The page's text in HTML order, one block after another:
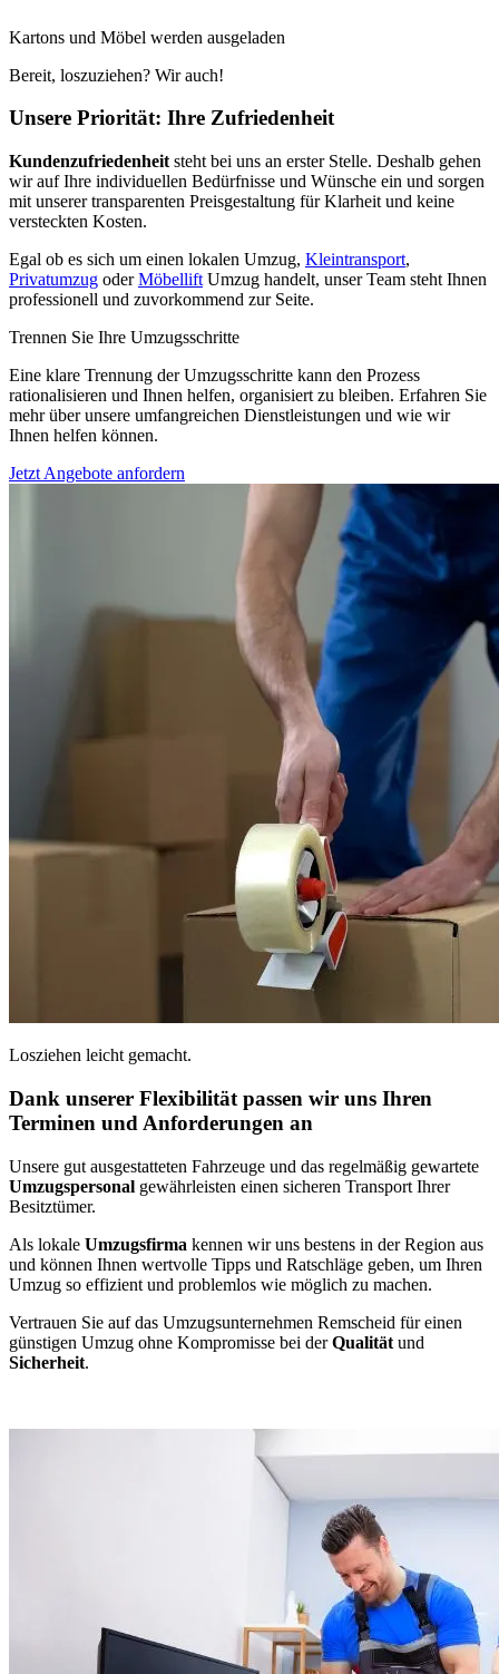
Kartons und Möbel werden ausgeladen
Bereit, loszuziehen? Wir auch!
Unsere Priorität: Ihre Zufriedenheit
Kundenzufriedenheit steht bei uns an erster Stelle. Deshalb gehen
wir auf Ihre individuellen Bedürfnisse und Wünsche ein und sorgen
mit unserer transparenten Preisgestaltung für Klarheit und keine
versteckten Kosten.
Egal ob es sich um einen lokalen Umzug, Kleintransport,
Privatumzug oderMöbellift Umzug handelt, unser Team steht Ihnen
professionell und zuvorkommend zur Seite.
Trennen Sie Ihre Umzugsschritte
Eine klare Trennung der Umzugsschritte kann den Prozess
rationalisieren und Ihnen helfen, organisiert zu bleiben. Erfahren Sie
mehr über unsere umfangreichen Dienstleistungen und wie wir
Ihnen helfen können.
Jetzt Angebote anfordern
Losziehen leicht gemacht.
Dank unserer Flexibilität passen wir uns Ihren
Terminen und Anforderungen an
Unsere gut ausgestatteten Fahrzeuge und das regelmäßig gewartete
Umzugspersonal gewährleisten einen sicheren Transport Ihrer
Besitztümer.
Als lokale Umzugsfirma kennen wir uns bestens in der Region aus
und können Ihnen wertvolle Tipps und Ratschläge geben, um Ihren
Umzug so effizient und problemlos wie möglich zu machen.
Vertrauen Sie auf das Umzugsunternehmen Remscheid für einen
günstigen Umzug ohne Kompromisse bei derQualität und
Sicherheit.